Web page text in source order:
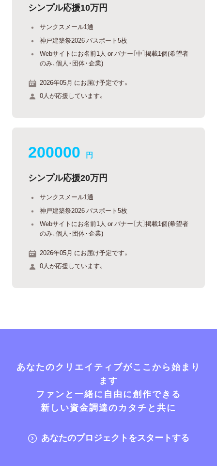
シンプル応援10万円
サンクスメール1通
神戸建築祭2026 パスポート5枚
Webサイトにお名前1人 or バナー［中］掲載1個(希望者
のみ、個人・団体・企業)
2026年05月 にお届け予定です。
0人が応援しています。
200000 円
シンプル応援20万円
サンクスメール1通
神戸建築祭2026 パスポート5枚
Webサイトにお名前1人 or バナー［大］掲載1個(希望者
のみ、個人・団体・企業)
2026年05月 にお届け予定です。
0人が応援しています。
あなたのクリエイティブがここから始まり
ます
ファンと一緒に自由に創作できる
新しい資金調達のカタチと共に
あなたのプロジェクトをスタートする